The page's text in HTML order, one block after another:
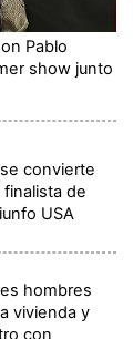
Pablo
show junto
convierte
de
USA
hombres
vivienda y
con